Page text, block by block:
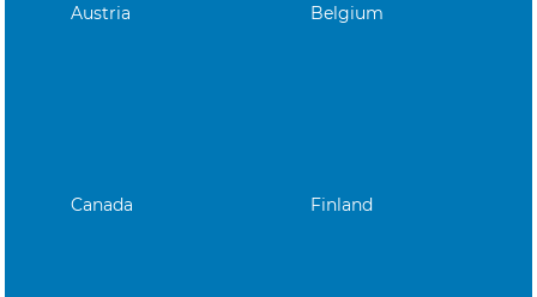
Austria Belgium
Canada Finland